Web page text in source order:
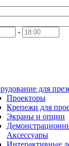
-
для
Проекторы
Крепежи для
Экраны и опции
Аксессуары
Интерактивные